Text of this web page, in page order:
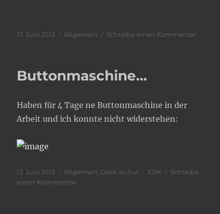
Veröffentlicht
17. Juni 2013 Kategorien
Allgemein Schreibe einen Kommentarzu
Buttonmaschine…
Haben für 4 Tage ne Buttonmaschine in der
Arbeit und ich konnte nicht widerstehen:
Veröffentlicht
am
13. Juni 2013 Kategorien
Allgemein Geek Kultur Schlagwörter
EBK
Schreibe
einen Kommentarzu